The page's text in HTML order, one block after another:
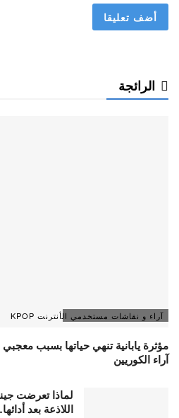
الرائجة
آراء و نقاشات مستخدمي الأنترنت KPOP
مؤثرة يابانية تنهي حياتها بسبب
آراء الكوريين
لماذا تعرضت
اللاذعة بعد